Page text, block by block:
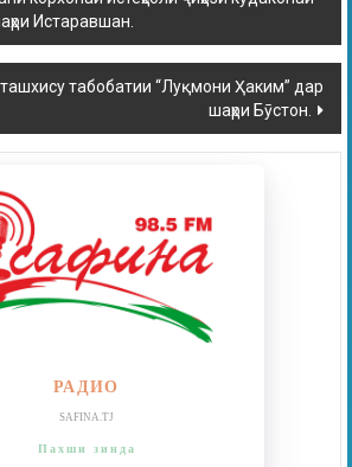
Истаравшан.
табобатии “Луқмони Ҳаким” дар
шаҳри Бӯстон.
РАДИО
SAFINA.TJ
Пахши зинда